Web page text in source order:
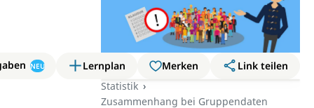
NEU Lernplan Merken
Link teilen
Statistik
Zusammenhang bei Gruppendaten